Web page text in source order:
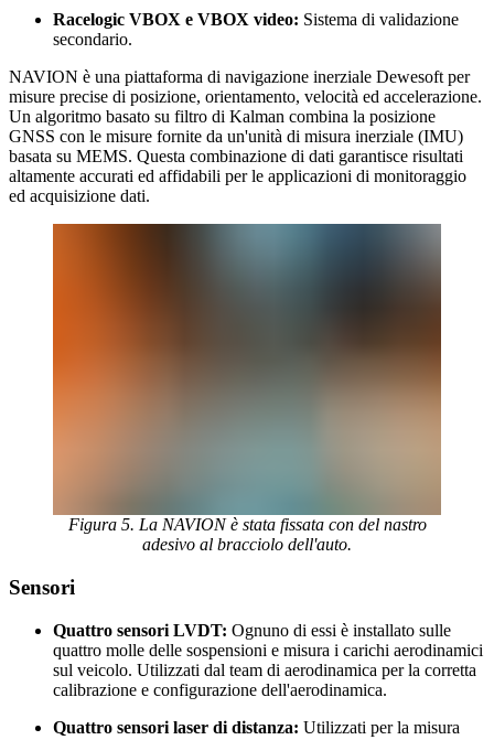
Racelogic VBOX e VBOX video: Sistema di validazione
secondario.
NAVION è una piattaforma di navigazione inerziale Dewesoft per
misure precise di posizione, orientamento, velocità ed accelerazione.
Un algoritmo basato su filtro di Kalman combina la posizione
GNSS con le misure fornite da un'unità di misura inerziale (IMU)
basata su MEMS. Questa combinazione di dati garantisce risultati
altamente accurati ed affidabili per le applicazioni di monitoraggio
ed acquisizione dati.
Figura 5. La NAVION è stata fissata con del nastro
adesivo al bracciolo dell'auto.
Sensori
Quattro sensori LVDT: Ognuno di essi è installato sulle
quattro molle delle sospensioni e misura i carichi aerodinamici
sul veicolo. Utilizzati dal team di aerodinamica per la corretta
calibrazione e configurazione dell'aerodinamica.
Quattro sensori laser di distanza: Utilizzati per la misura